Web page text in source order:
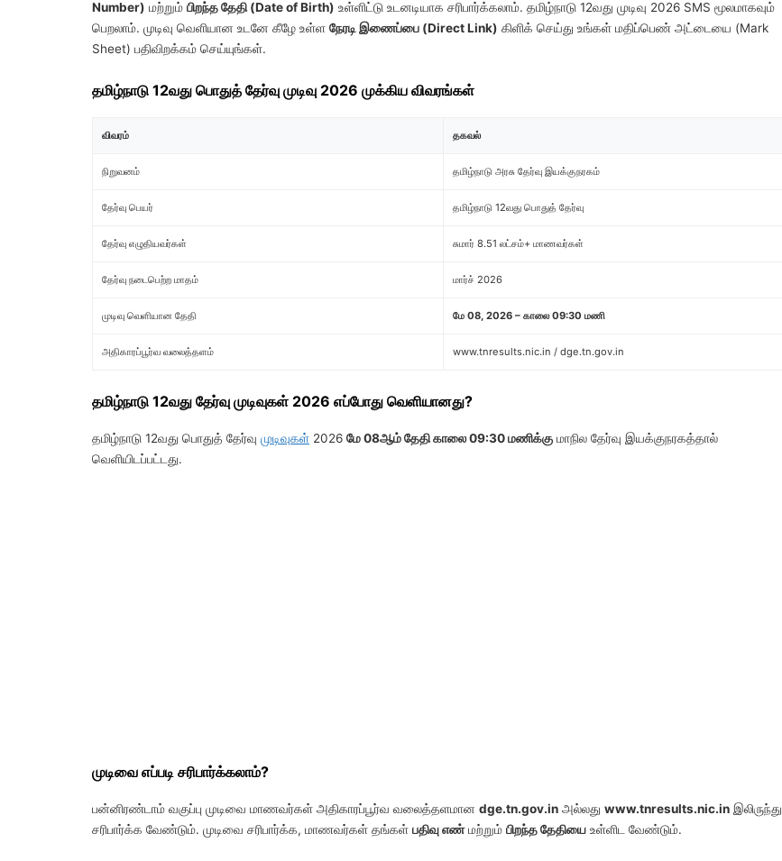
Number) மற்றும் பிறந்த தேதி (Date of Birth) உள்ளிட்டு உடனடியாக சரிபார்க்கலாம். தமிழ்நாடு 12வது முடிவு 2026 SMS மூலமாகவும்
பெறலாம். முடிவு வெளியான உடனே கீழே உள்ள நேரடி இணைப்பை (Direct Link) கிளிக் செய்து உங்கள் மதிப்பெண் அட்டையை (Mark
Sheet) பதிவிறக்கம் செய்யுங்கள்.
தமிழ்நாடு 12வது பொதுத் தேர்வு முடிவு 2026 முக்கிய விவரங்கள்
விவரம் தகவல்
நிறுவனம் தமிழ்நாடு அரசு தேர்வு இயக்குநரகம்
தேர்வு பெயர் தமிழ்நாடு 12வது பொதுத் தேர்வு
தேர்வு எழுதியவர்கள் சுமார் 8.51 லட்சம்+ மாணவர்கள்
தேர்வு நடைபெற்ற மாதம் மார்ச் 2026
முடிவு வெளியான தேதி மே 08, 2026 – காலை 09:30 மணி
அதிகாரப்பூர்வ வலைத்தளம் www.tnresults.nic.in / dge.tn.gov.in
தமிழ்நாடு 12வது தேர்வு முடிவுகள் 2026 எப்போது வெளியானது?
தமிழ்நாடு 12வது பொதுத் தேர்வு முடிவுகள் 2026 மே 08ஆம் தேதி காலை 09:30 மணிக்கு மாநில தேர்வு இயக்குநரகத்தால்
வெளியிடப்பட்டது.
முடிவை எப்படி சரிபார்க்கலாம்?
பன்னிரண்டாம் வகுப்பு முடிவை மாணவர்கள் அதிகாரப்பூர்வ வலைத்தளமான dge.tn.gov.in அல்லது www.tnresults.nic.in இலிருந்து
சரிபார்க்க வேண்டும். முடிவை சரிபார்க்க, மாணவர்கள் தங்கள் பதிவு எண்மற்றும் பிறந்த தேதியை உள்ளிட வேண்டும்.